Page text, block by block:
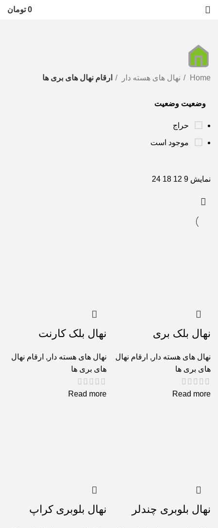
0 تومان
Home نهال های هسته دار ارقام نهال های بری ها
وضعیت وضعیت
حراج
موجود است
نمایش 9
12
18
24
نهال بلک بری
نهال های هسته دار , ارقام نهال
های بری ها
Read more
نهال بلک کارنت
نهال های هسته دار , ارقام نهال
های بری ها
Read more
نهال بلوبری چندلر نهال بلوبری کراپ